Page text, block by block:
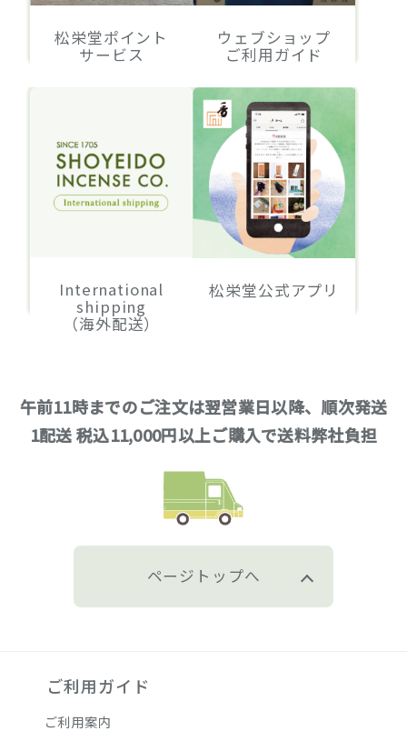
松栄堂ポイント
サービス
ウェブショップ
ご利用ガイド
International
shipping
（海外配送）
松栄堂公式アプリ
午前11時までのご注文は翌営業日以降、順次発送
1配送 税込11,000円以上ご購入で送料弊社負担
ページトップへ
ご利用ガイド
ご利用案内